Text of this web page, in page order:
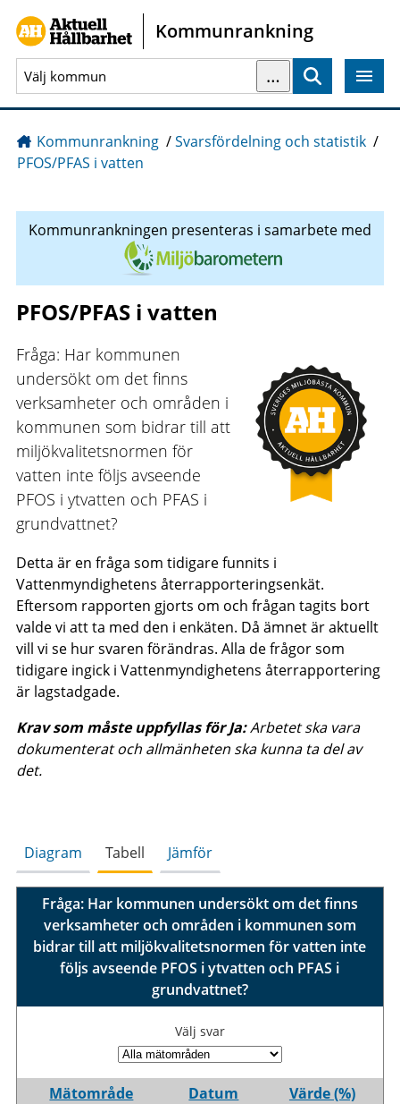
Gå direkt till sidans innehåll
Kommunrankning
…
Kommunrankning /Svarsfördelning och statistik /
PFOS/PFAS i vatten
Kommunrankningen presenteras i samarbete med
PFOS/PFAS i vatten
Fråga: Har kommunen
undersökt om det finns
verksamheter och områden i
kommunen som bidrar till att
miljökvalitetsnormen för
vatten inte följs avseende
PFOS i ytvatten och PFAS i
grundvattnet?
Detta är en fråga som tidigare funnits i
Vattenmyndighetens återrapporteringsenkät.
Eftersom rapporten gjorts om och frågan tagits bort
valde vi att ta med den i enkäten. Då ämnet är aktuellt
vill vi se hur svaren förändras. Alla de frågor som
tidigare ingick i Vattenmyndighetens återrapportering
är lagstadgade.
Krav som måste uppfyllas för Ja:Arbetet ska vara
dokumenterat och allmänheten ska kunna ta del av
det.
Diagram Tabell Jämför
Fråga: Har kommunen undersökt om det finns
verksamheter och områden i kommunen som
bidrar till att miljökvalitetsnormen för vatten inte
följs avseende PFOS i ytvatten och PFAS i
grundvattnet?
Välj svar
Mätområde Datum
Värde (%)